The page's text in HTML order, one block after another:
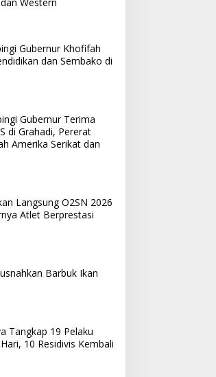
Gubernur Khofifah
dan Sembako di
Gubernur Terima
di Grahadi, Pererat
Amerika Serikat dan
Langsung O2SN 2026
Atlet Berprestasi
Barbuk Ikan
Tangkap 19 Pelaku
10 Residivis Kembali